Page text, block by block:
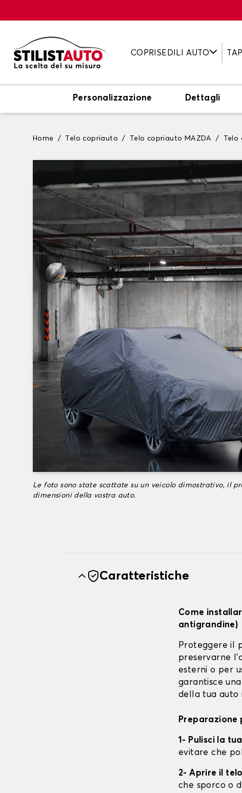
COPRISEDILI AUTO
Personalizzazione Dettagli
Home Telo copriauto Telo copriauto MAZDA
Le foto sono state scattate su un veicolo dimostrativo, il
dimensioni della vostra auto.
Caratteristiche
Come
antigrandine)
Proteggere il
preservarne
esterni o per
garantisce
della tua auto
Preparazione
1- Pulisci la
evitare che
2- Aprire il
che sporco o